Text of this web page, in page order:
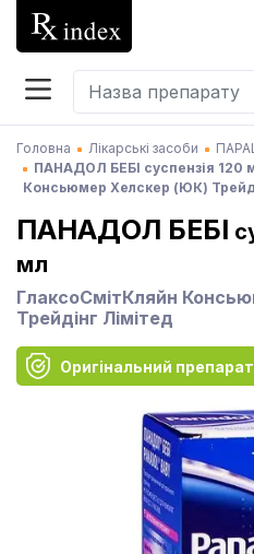
Головна Лікарські засоби
ПАНАДОЛ БЕБІ суспензія 120
Консьюмер Хелскер (ЮК)
ПАНАДОЛ БЕБІ
мл
ГлаксоСмітКляйн
Трейдінг Лімітед
Оригінальний препарат